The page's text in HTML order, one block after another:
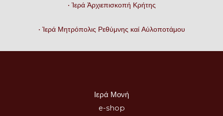
• Ἱερά Ἀρχιεπισκοπή Κρήτης
• Ἱερά Μητρόπολις Ρεθύμνης καί Αὐλοποτάμου
Ιερά Μονή
e-shop